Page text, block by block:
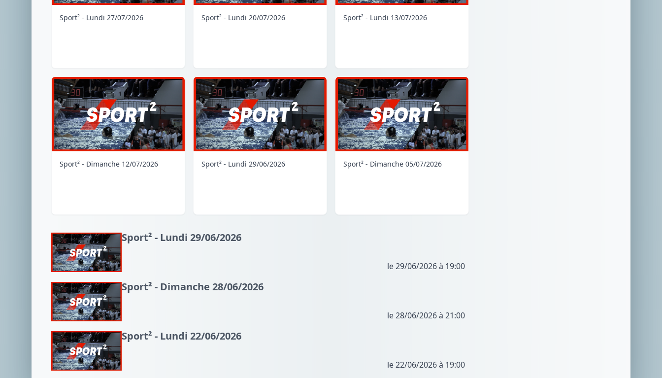
Sport² - Lundi 27/07/2026 Sport² - Lundi 20/07/2026 Sport² - Lundi 13/07/2026
Sport² - Dimanche 12/07/2026 Sport² - Lundi 29/06/2026 Sport² - Dimanche 05/07/2026
Sport² - Lundi 29/06/2026
le 29/06/2026 à 19:00
Sport² - Dimanche 28/06/2026
le 28/06/2026 à 21:00
Sport² - Lundi 22/06/2026
le 22/06/2026 à 19:00